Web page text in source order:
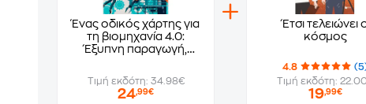
Ένας οδικός χάρτης για
τη βιομηχανία 4.0:
Έξυπνη παραγωγή,
επιχείρηση και βιώσιμη
ανάπτυξη
Τιμή εκδότη: 34.98€
24,99€
Έτσι τελειώνει
κόσμος
4.8
Τιμή εκδότη:
19,99€